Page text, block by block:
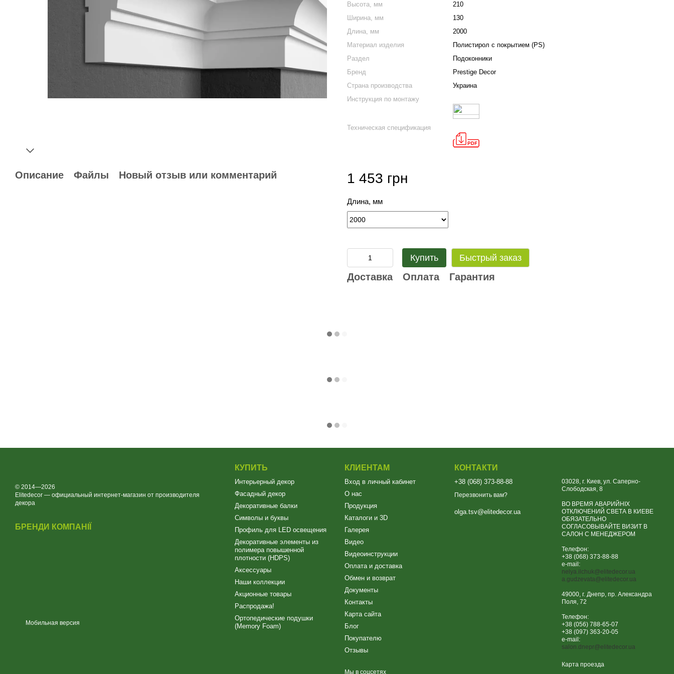
Описание Файлы Новый отзыв или комментарий
Высота, мм
210
Ширина, мм
130
Длина, мм
2000
Материал изделия
Полистирол с покрытием (PS)
Раздел
Подоконники
Бренд
Prestige Decor
Страна производства
Украина
Инструкция по монтажу
Техническая спецификация
1 453 грн
Длина, мм
Купить Быстрый заказ
Доставка Оплата Гарантия
© 2014—2026
Elitedecor — официальный интернет-магазин от производителя
декора
БРЕНДИ КОМПАНІЇ
Мобильная версия
КУПИТЬ
Интерьерный декор
Фасадный декор
Декоративные балки
Символы и буквы
Профиль для LED освещения
Декоративные элементы из
полимера повышенной
плотности (HDPS)
Аксессуары
Наши коллекции
Акционные товары
Распродажа!
Ортопедические подушки
(Memory Foam)
КЛИЕНТАМ
Вход в личный кабинет
О нас
Продукция
Каталоги и 3D
Галерея
Видео
Видеоинструкции
Оплата и доставка
Обмен и возврат
Документы
Контакты
Карта сайта
Блог
Покупателю
Отзывы
Мы в соцсетях
КОНТАКТИ
+38 (068) 373-88-88
Перезвонить вам?
olga.tsv@elitedecor.ua
03028, г. Киев, ул. Саперно-
Слободская, 8
ВО ВРЕМЯ АВАРИЙНІХ
ОТКЛЮЧЕНИЙ СВЕТА В КИЕВЕ
ОБЯЗАТЕЛЬНО
СОГЛАСОВЫВАЙТЕ ВИЗИТ В
САЛОН С МЕНЕДЖЕРОМ
Телефон:
+38 (068) 373-88-88
e-mail:
nelya.ilchuk@elitedecor.ua
a.gudzevata@elitedecor.ua
49000, г. Днепр, пр. Александра
Поля, 72
Телефон:
+38 (056) 788-65-07
+38 (097) 363-20-05
e-mail:
salon.dnepr@elitedecor.ua
Карта проезда